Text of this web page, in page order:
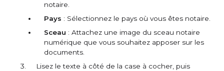
notaire.
Pays : Sélectionnez le pays où vous êtes notaire.
Sceau : Attachez une image du sceau notaire
numérique que vous souhaitez apposer sur les
documents.
Lisez le texte à côté de la case à cocher, puis